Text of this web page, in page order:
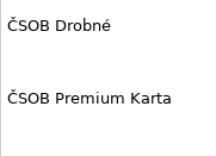
ČSOB Drobné
ČSOB Premium Karta